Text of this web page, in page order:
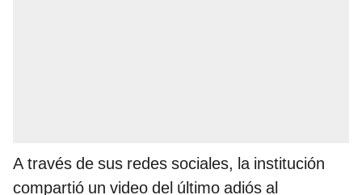
A través de sus redes sociales, la institución
compartió un video del último adiós al